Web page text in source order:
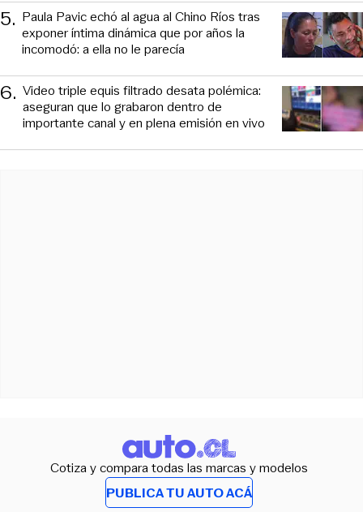
5. Paula Pavic echó al agua al Chino Ríos tras
exponer íntima dinámica que por años la
incomodó: a ella no le parecía
6. Video triple equis filtrado desata polémica:
aseguran que lo grabaron dentro de
importante canal y en plena emisión en vivo
Cotiza y compara todas las marcas y modelos
PUBLICA TU AUTO ACÁ